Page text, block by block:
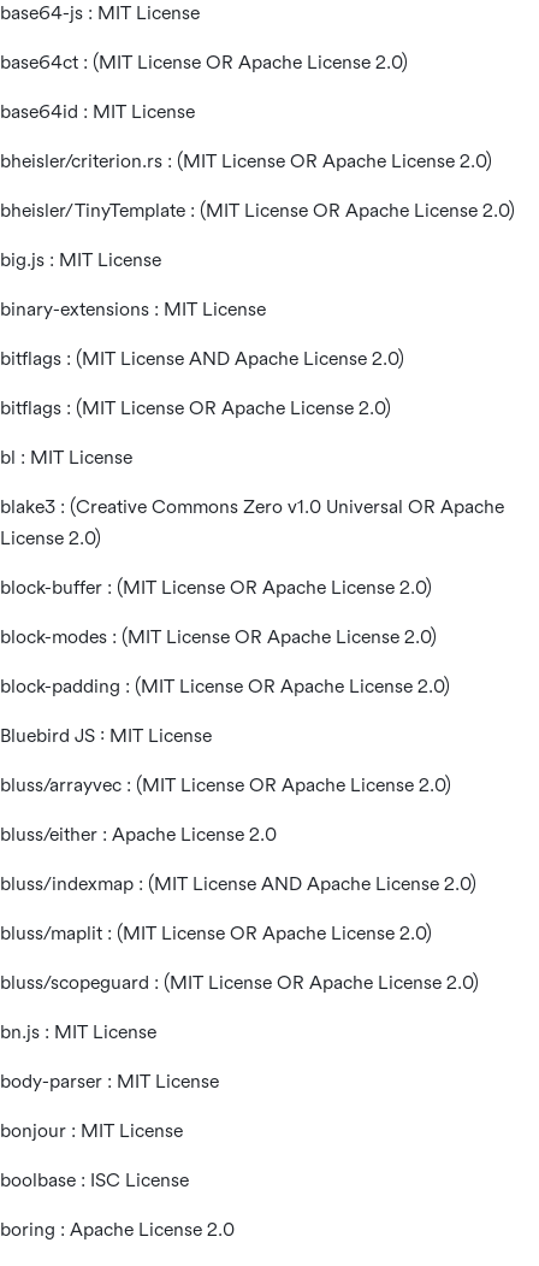
base64-js : MIT License
base64ct : (MIT License OR Apache License 2.0)
base64id : MIT License
bheisler/criterion.rs : (MIT License OR Apache License 2.0)
bheisler/TinyTemplate : (MIT License OR Apache License 2.0)
big.js : MIT License
binary-extensions : MIT License
bitflags : (MIT License AND Apache License 2.0)
bitflags : (MIT License OR Apache License 2.0)
bl : MIT License
blake3 : (Creative Commons Zero v1.0 Universal OR Apache
License 2.0)
block-buffer : (MIT License OR Apache License 2.0)
block-modes : (MIT License OR Apache License 2.0)
block-padding : (MIT License OR Apache License 2.0)
Bluebird JS : MIT License
bluss/arrayvec : (MIT License OR Apache License 2.0)
bluss/either : Apache License 2.0
bluss/indexmap : (MIT License AND Apache License 2.0)
bluss/maplit : (MIT License OR Apache License 2.0)
bluss/scopeguard : (MIT License OR Apache License 2.0)
bn.js : MIT License
body-parser : MIT License
bonjour : MIT License
boolbase : ISC License
boring : Apache License 2.0